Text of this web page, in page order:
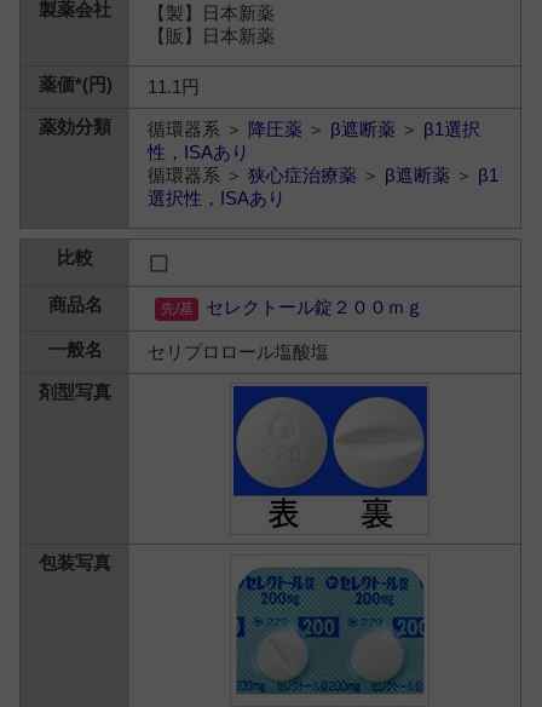
【製】日本新薬
【販】日本新薬
11.1円
循環器系 ＞ 降圧薬 ＞ β遮断薬 ＞ β1選択
性，ISAあり
循環器系 ＞狭心症治療薬 ＞ β遮断薬 ＞ β1
選択性，ISAあり
セレクトール錠２００ｍｇ
セリプロロール塩酸塩